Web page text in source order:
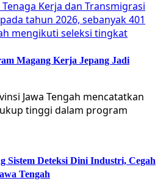
Magang Kerja Jepang Jadi
Jawa Tengah mencatatkan
tinggi dalam program
Sistem Deteksi Dini Industri, Cegah
Tengah